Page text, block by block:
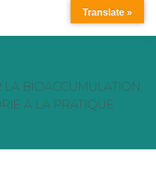
LA BIOACCUMULATION,
À LA PRATIQUE
Translate »